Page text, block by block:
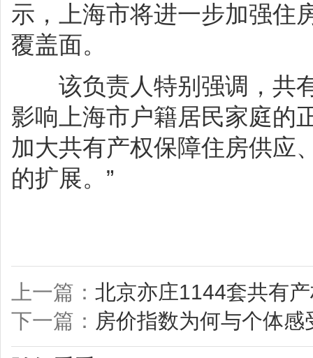
示，上海市将进一步加强住
覆盖面。
该负责人特别强调，共
影响上海市户籍居民家庭的
加大共有产权保障住房供应
的扩展。”
上一篇： 北京亦庄1144套共有
下一篇： 房价指数为何与个体感